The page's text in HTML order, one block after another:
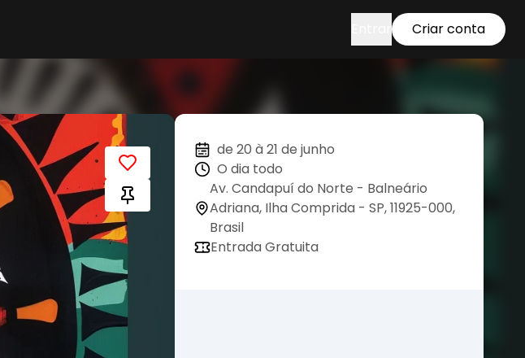
Criar conta
de 20 à 21 de junho
O dia todo
Av. Candapuí do Norte - Balneário
Adriana, Ilha Comprida - SP, 11925-000,
Brasil
Entrada Gratuita